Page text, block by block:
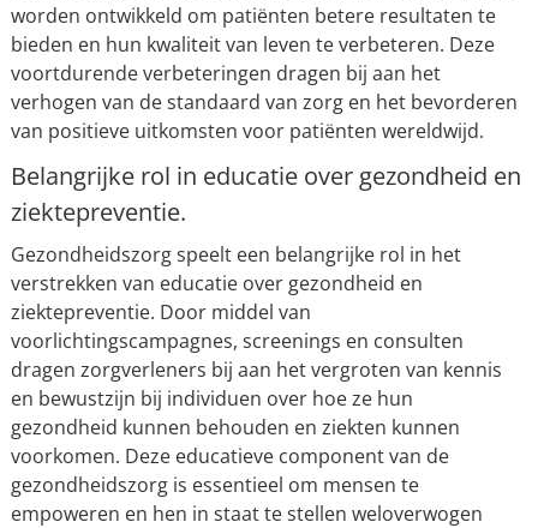
worden ontwikkeld om patiënten betere resultaten te
bieden en hun kwaliteit van leven te verbeteren. Deze
voortdurende verbeteringen dragen bij aan het
verhogen van de standaard van zorg en het bevorderen
van positieve uitkomsten voor patiënten wereldwijd.
Belangrijke rol in educatie over gezondheid en
ziektepreventie.
Gezondheidszorg speelt een belangrijke rol in het
verstrekken van educatie over gezondheid en
ziektepreventie. Door middel van
voorlichtingscampagnes, screenings en consulten
dragen zorgverleners bij aan het vergroten van kennis
en bewustzijn bij individuen over hoe ze hun
gezondheid kunnen behouden en ziekten kunnen
voorkomen. Deze educatieve component van de
gezondheidszorg is essentieel om mensen te
empoweren en hen in staat te stellen weloverwogen